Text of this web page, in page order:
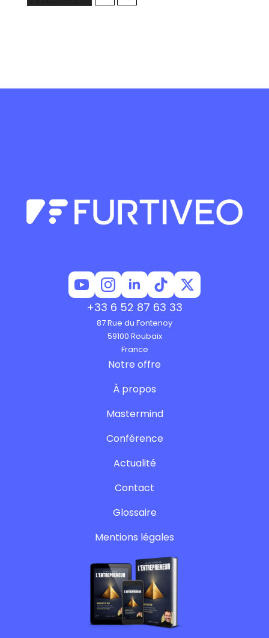
+33 6 52 87 63 33
87 Rue du Fontenoy
59100 Roubaix
France
Notre offre
À propos
Mastermind
Conférence
Actualité
Contact
Glossaire
Mentions légales